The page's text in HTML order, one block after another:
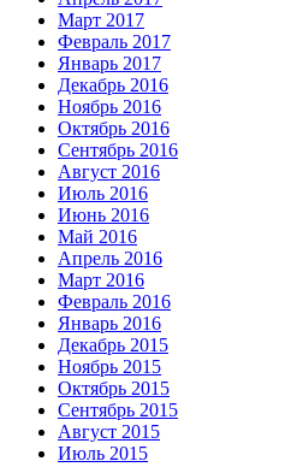
Март 2017
Февраль 2017
Январь 2017
Декабрь 2016
Ноябрь 2016
Октябрь 2016
Сентябрь 2016
Август 2016
Июль 2016
Июнь 2016
Май 2016
Апрель 2016
Март 2016
Февраль 2016
Январь 2016
Декабрь 2015
Ноябрь 2015
Октябрь 2015
Сентябрь 2015
Август 2015
Июль 2015